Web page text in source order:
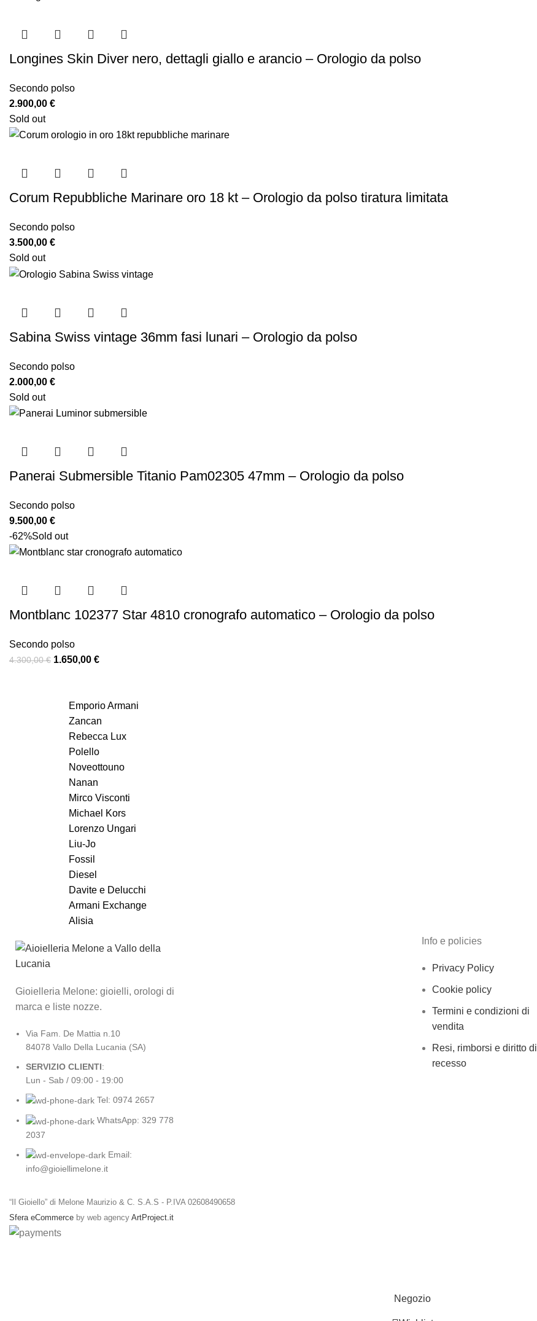
Longines Skin Diver nero, dettagli giallo e arancio – Orologio da polso
Secondo polso
2.900,00 €
Sold out
Corum Repubbliche Marinare oro 18 kt – Orologio da polso tiratura limitata
Secondo polso
3.500,00 €
Sold out
Sabina Swiss vintage 36mm fasi lunari – Orologio da polso
Secondo polso
2.000,00 €
Sold out
Panerai Submersible Titanio Pam02305 47mm – Orologio da polso
Secondo polso
9.500,00 €
-62%Sold out
Montblanc 102377 Star 4810 cronografo automatico – Orologio da polso
Secondo polso
4.300,00€ 1.650,00 €
Emporio Armani
Zancan
Rebecca Lux
Polello
Noveottouno
Nanan
Mirco Visconti
Michael Kors
Lorenzo Ungari
Liu-Jo
Fossil
Diesel
Davite e Delucchi
Armani Exchange
Alisia
Gioielleria Melone: gioielli, orologi di
marca e liste nozze.
Via Fam. De Mattia n.10
84078 Vallo Della Lucania (SA)
SERVIZIO CLIENTI:
Lun - Sab / 09:00 - 19:00
Tel: 0974 2657
WhatsApp: 329 778
2037
Email:
info@gioiellimelone.it
Info e policies
Privacy Policy
Cookie policy
Termini e condizioni di
vendita
Resi, rimborsi e diritto di
recesso
“Il Gioiello” di Melone Maurizio & C. S.A.S - P.IVA 02608490658
Sfera eCommerce by web agency ArtProject.it
Negozio